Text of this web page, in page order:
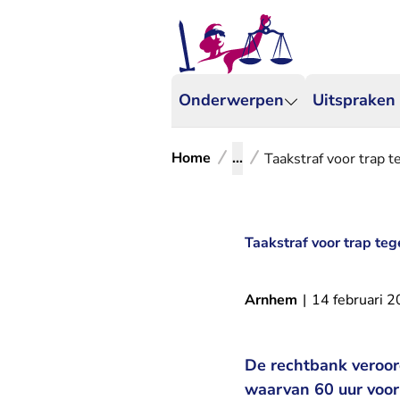
Onderwerpen
Home ... Taakstraf voor trap
Taakstraf voor trap
Arnhem | 14 februari
De rechtbank
waarvan 60 uur